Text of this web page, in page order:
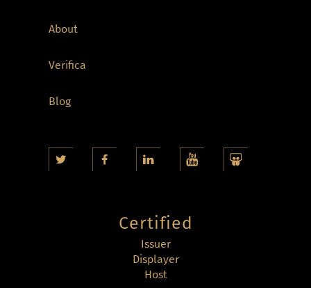
About
Verifica
Blog
Certified
Issuer
Displayer
Host